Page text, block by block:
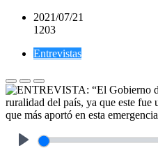
2021/07/21
1203
Entrevistas